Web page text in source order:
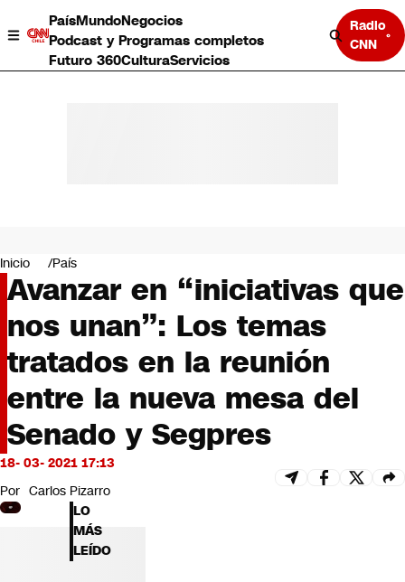
PaísMundoNegocios
Podcast y Programas completos
Futuro 360CulturaServicios
Radio
CNN
Negocios
Deportes
Programas completos
Cultura
Servicios
Bits
CNN tiempo
Futuro 360
Opinión
Inicio País
Avanzar en “iniciativas que
nos unan”: Los temas
tratados en la reunión
entre la nueva mesa del
Senado y Segpres
18- 03- 2021 17:13
Por Carlos Pizarro
LO
MÁS
LEÍDO